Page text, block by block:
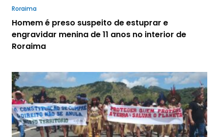
Roraima
Homem é preso suspeito de estuprar e
engravidar menina de 11 anos no interior de
Roraima